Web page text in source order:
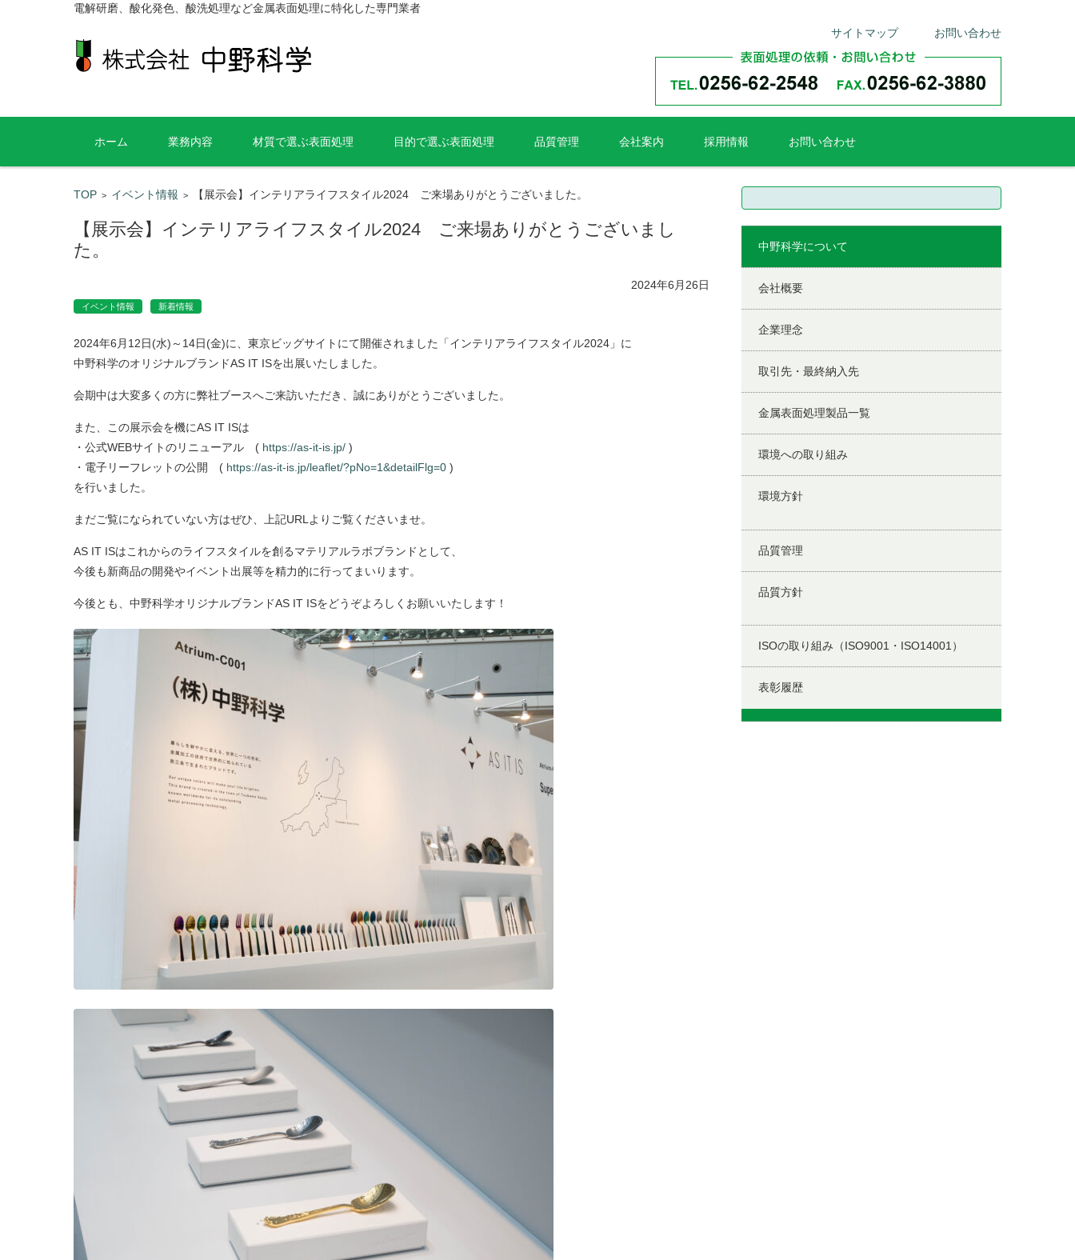
電解研磨、酸化発色、酸洗処理など金属表面処理に特化した専門業者
サイトマップ
お問い合わせ
コンテンツに移動
ホーム
業務内容 材質で選ぶ表面処理 目的で選ぶ表面処理 品質管理 会社案内 採用情報 お問い合わせ
TOP > イベント情報 > 【展示会】インテリアライフスタイル2024 ご来場ありがとうございました。
【展示会】インテリアライフスタイル2024 ご来場ありがとうございまし
た。
2024年6月26日
イベント情報 新着情報
2024年6月12日(水)～14日(金)に、東京ビッグサイトにて開催されました「インテリアライフスタイル2024」に
中野科学のオリジナルブランドAS IT ISを出展いたしました。
会期中は大変多くの方に弊社ブースへご来訪いただき、誠にありがとうございました。
また、この展示会を機にAS IT ISは
・公式WEBサイトのリニューアル ( https://as-it-is.jp/ )
・電子リーフレットの公開 ( https://as-it-is.jp/leaflet/?pNo=1&detailFlg=0 )
を行いました。
まだご覧になられていない方はぜひ、上記URLよりご覧くださいませ。
AS IT ISはこれからのライフスタイルを創るマテリアルラボブランドとして、
今後も新商品の開発やイベント出展等を精力的に行ってまいります。
今後とも、中野科学オリジナルブランドAS IT ISをどうぞよろしくお願いいたします！
検
中野科学について
会社概要
企業理念
取引先・最終納入先
金属表面処理製品一覧
環境への取り組み
環境方針
品質管理
品質方針
ISOの取り組み（ISO9001・ISO14001）
表彰履歴